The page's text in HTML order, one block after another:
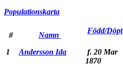
Populationskarta
# Namn
Född/Döpt
1
Andersson Ida
f. 20 Mar
1870